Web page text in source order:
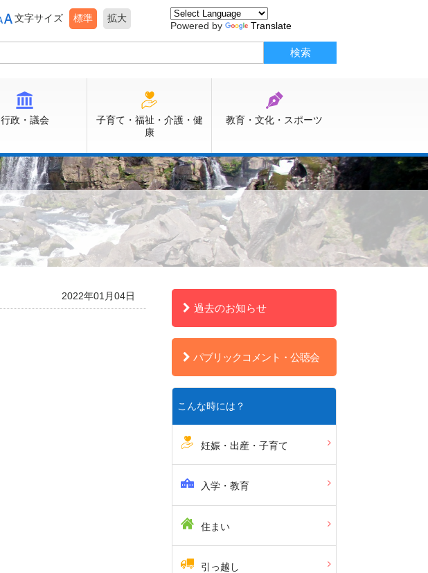
文字サイズ 標準 拡大
Powered by Translate
行政・議会
子育て・福祉・介護・健
康
教育・文化・スポーツ
2022年01月04日
過去のお知らせ
パブリックコメント・公聴会
こんな時には？
妊娠・出産・子育て
入学・教育
住まい
引っ越し